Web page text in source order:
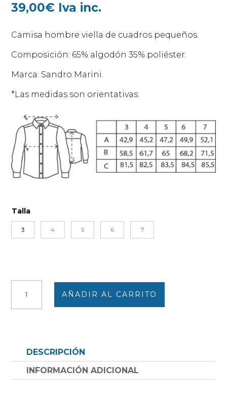
39,00€ Iva inc.
Camisa hombre viella de cuadros pequeños.
Composición: 65% algodón 35% poliéster.
Marca: Sandro Marini.
*Las medidas son orientativas:
Talla
3 4 5 6 7
hombre
manga
pequeños
granate
AÑADIR AL CARRITO
DESCRIPCIÓN
INFORMACIÓN ADICIONAL